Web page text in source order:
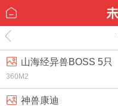
山海经异兽BOSS 5只
360M2
神兽康迪